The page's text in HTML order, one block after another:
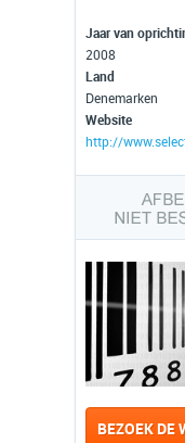
Jaar van
2008
Land
Denemarken
Website
http://
BEZOEK DE